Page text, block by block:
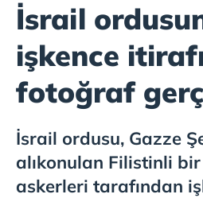
İsrail
işkence
fotoğraf
İsrail ordusu, Gazze
alıkonulan Filistinli
askerleri tarafından